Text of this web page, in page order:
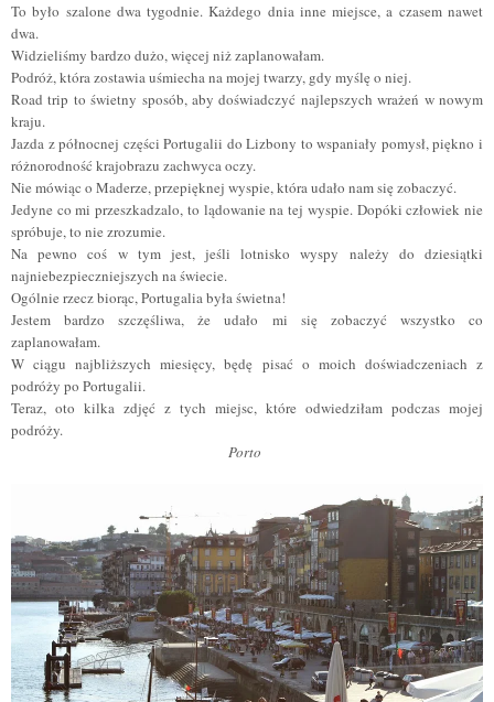
To było szalone dwa tygodnie. Każdego dnia inne miejsce, a czasem nawet
dwa.
Widzieliśmy bardzo dużo, więcej niż zaplanowałam.
Podróż, która zostawia uśmiecha na mojej twarzy, gdy myślę o niej.
Road trip to świetny sposób, aby doświadczyć najlepszych wrażeń w nowym
kraju.
Jazda z północnej części Portugalii do Lizbony to wspaniały pomysł, piękno i
różnorodność krajobrazu zachwyca oczy.
Nie mówiąc o Maderze, przepięknej wyspie, która udało nam się zobaczyć.
Jedyne co mi przeszkadzalo, to lądowanie na tej wyspie. Dopóki człowiek nie
spróbuje, to nie zrozumie.
Na pewno coś w tym jest, jeśli lotnisko wyspy należy do dziesiątki
najniebezpieczniejszych na świecie.
Ogólnie rzecz biorąc, Portugalia była świetna!
Jestem bardzo szczęśliwa, że ​​udało mi się zobaczyć wszystko co
zaplanowałam.
W ciągu najbliższych miesięcy, będę pisać o moich doświadczeniach z
podróży po Portugalii.
Teraz, oto kilka zdjęć z tych miejsc, które odwiedziłam podczas mojej
podróży.
Porto